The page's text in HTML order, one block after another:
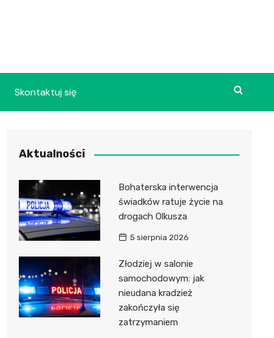
Skontaktuj się
Aktualności
Bohaterska interwencja
świadków ratuje życie na
drogach Olkusza
5 sierpnia 2026
Złodziej w salonie
samochodowym: jak
nieudana kradzież
zakończyła się
zatrzymaniem